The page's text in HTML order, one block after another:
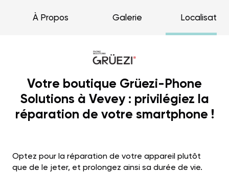
À Propos Galerie Localisation
Votre boutique Grüezi-Phone
Solutions à Vevey : privilégiez la
réparation de votre smartphone !
Optez pour la réparation de votre appareil plutôt
que de le jeter, et prolongez ainsi sa durée de vie.